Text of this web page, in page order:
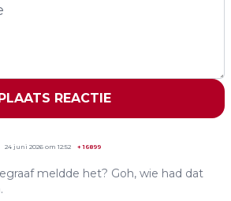
REACTIE
24 juni 2026 om 12:52 +16899
meldde het? Goh, wie had dat